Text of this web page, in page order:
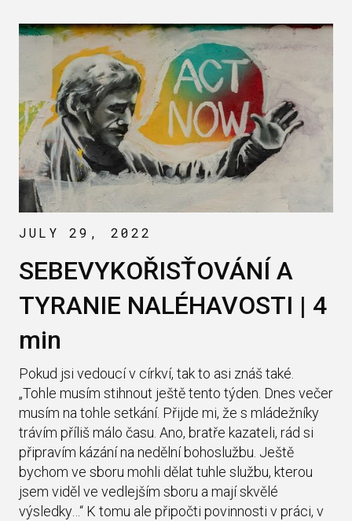
JULY 29, 2022
SEBEVYKOŘISŤOVÁNÍ A
TYRANIE NALÉHAVOSTI | 4
min
Pokud jsi vedoucí v církví, tak to asi znáš také.
„Tohle musím stihnout ještě tento týden. Dnes večer
musím na tohle setkání. Přijde mi, že s mládežníky
trávím příliš málo času. Ano, bratře kazateli, rád si
připravím kázání na nedělní bohoslužbu. Ještě
bychom ve sboru mohli dělat tuhle službu, kterou
jsem viděl ve vedlejším sboru a mají skvělé
výsledky…“ K tomu ale připočti povinnosti v práci, v